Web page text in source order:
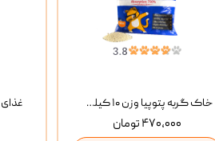
خاک گربه پتوپیا وزن ۱۰ کیلوگرم
۴۷۰,۰۰۰ تومان